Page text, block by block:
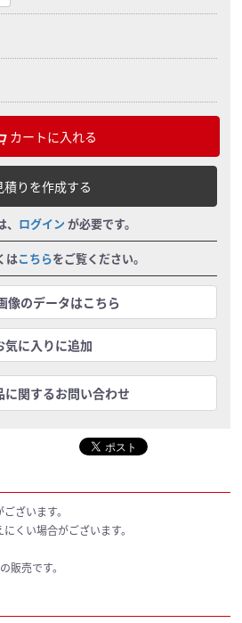
カートに入れる
積りを作成する
ログイン が必要です。
はこちらをご覧ください。
像のデータはこちら
気に入りに追加
に関するお問い合わせ
ざいます。
くい場合がございます。
売です。